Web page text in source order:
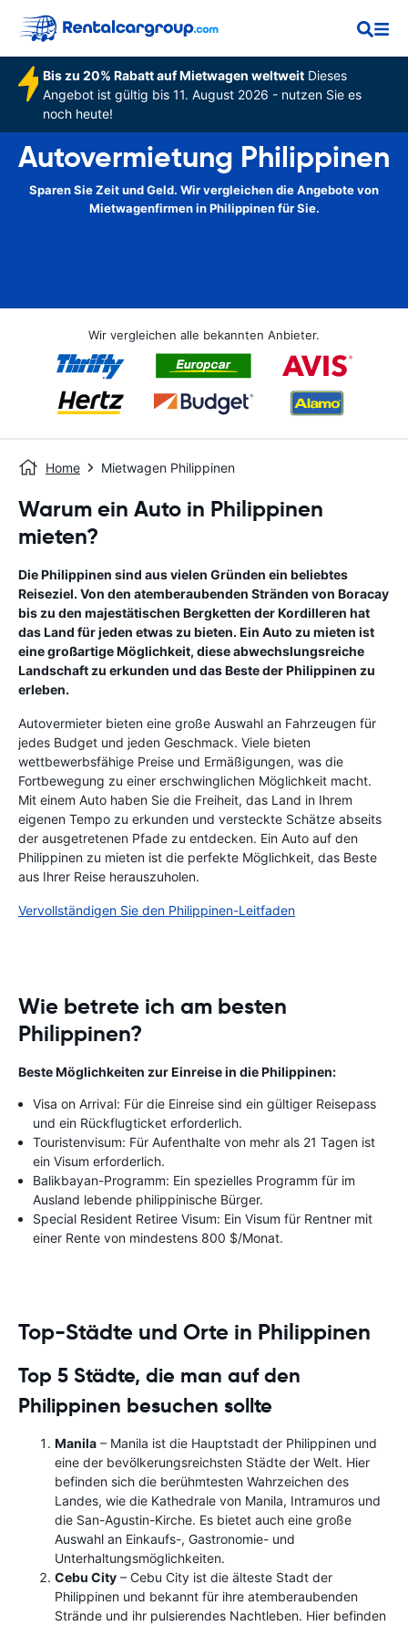
Bis zu 20% Rabatt auf Mietwagen weltweitDieses
Angebot ist gültig bis 11. August 2026 - nutzen Sie es
noch heute!
Autovermietung Philippinen
Sparen Sie Zeit und Geld. Wir vergleichen die Angebote von
Mietwagenfirmen in Philippinen für Sie.
Wir vergleichen alle bekannten Anbieter.
Home Mietwagen Philippinen
Warum ein Auto in Philippinen
mieten?
Die Philippinen sind aus vielen Gründen ein beliebtes
Reiseziel. Von den atemberaubenden Stränden von Boracay
bis zu den majestätischen Bergketten der Kordilleren hat
das Land für jeden etwas zu bieten. Ein Auto zu mieten ist
eine großartige Möglichkeit, diese abwechslungsreiche
Landschaft zu erkunden und das Beste der Philippinen zu
erleben.
Autovermieter bieten eine große Auswahl an Fahrzeugen für
jedes Budget und jeden Geschmack. Viele bieten
wettbewerbsfähige Preise und Ermäßigungen, was die
Fortbewegung zu einer erschwinglichen Möglichkeit macht.
Mit einem Auto haben Sie die Freiheit, das Land in Ihrem
eigenen Tempo zu erkunden und versteckte Schätze abseits
der ausgetretenen Pfade zu entdecken. Ein Auto auf den
Philippinen zu mieten ist die perfekte Möglichkeit, das Beste
aus Ihrer Reise herauszuholen.
Vervollständigen Sie den Philippinen-Leitfaden
Wie betrete ich am besten
Philippinen?
Beste Möglichkeiten zur Einreise in die Philippinen:
Visa on Arrival: Für die Einreise sind ein gültiger Reisepass
und ein Rückflugticket erforderlich.
Touristenvisum: Für Aufenthalte von mehr als 21 Tagen ist
ein Visum erforderlich.
Balikbayan-Programm: Ein spezielles Programm für im
Ausland lebende philippinische Bürger.
Special Resident Retiree Visum: Ein Visum für Rentner mit
einer Rente von mindestens 800 $/Monat.
Top-Städte und Orte in Philippinen
Top 5 Städte, die man auf den
Philippinen besuchen sollte
Manila – Manila ist die Hauptstadt der Philippinen und
eine der bevölkerungsreichsten Städte der Welt. Hier
befinden sich die berühmtesten Wahrzeichen des
Landes, wie die Kathedrale von Manila, Intramuros und
die San-Agustin-Kirche. Es bietet auch eine große
Auswahl an Einkaufs-, Gastronomie- und
Unterhaltungsmöglichkeiten.
Cebu City – Cebu City ist die älteste Stadt der
Philippinen und bekannt für ihre atemberaubenden
Strände und ihr pulsierendes Nachtleben. Hier befinden